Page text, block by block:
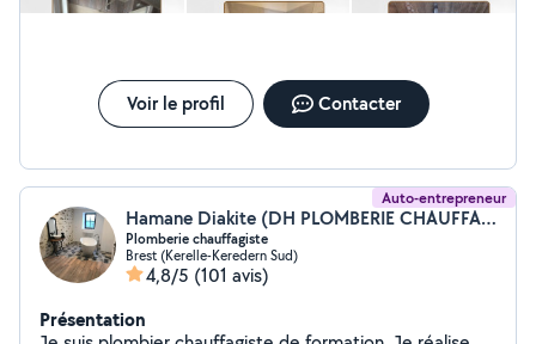
Voir le profil Contacter
Auto-entrepreneur
Hamane Diakite (DH PLOMBERIE CHAUFFAGISTE)
Plomberie chauffagiste
Brest (Kerelle-Keredern Sud)
4,8/5 (101 avis)
Présentation